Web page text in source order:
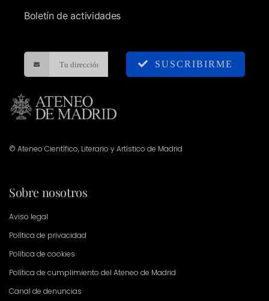
Boletín de actividades
SUSCRIBIRME
© Ateneo Científico, Literario y Artístico de Madrid
Sobre nosotros
Aviso legal
Política de privacidad
Política de cookies
Política de cumplimiento del Ateneo de Madrid
Canal de denuncias